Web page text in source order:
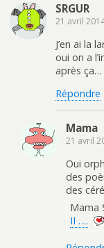
SRGUR
21 avril
J’en ai la
oui on a
après ça…
Répondre
Mama
21 avril
Oui
des
des
Mama
II ….